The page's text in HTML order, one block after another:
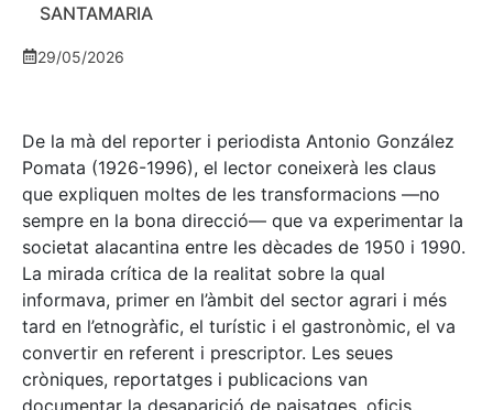
SANTAMARIA
29/05/2026
De la mà del reporter i periodista Antonio González
Pomata (1926-1996), el lector coneixerà les claus
que expliquen moltes de les transformacions —no
sempre en la bona direcció— que va experimentar la
societat alacantina entre les dècades de 1950 i 1990.
La mirada crítica de la realitat sobre la qual
informava, primer en l’àmbit del sector agrari i més
tard en l’etnogràfic, el turístic i el gastronòmic, el va
convertir en referent i prescriptor. Les seues
cròniques, reportatges i publicacions van
documentar la desaparició de paisatges, oficis,